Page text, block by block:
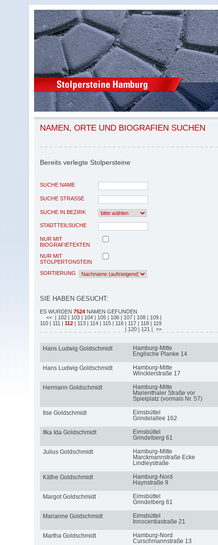
NAMEN, ORTE UND BIOGRAFIEN SUCHEN
Bereits verlegte Stolpersteine
SUCHE NAME
SUCHE STRASSE
SUCHE IN BEZIRK
STADTTEILSUCHE
NUR MIT
BIOGRAFIETEXTEN
NUR MIT
STOLPERTONSTEIN
SORTIERUNG
SIE HABEN GESUCHT:
ES WURDEN 7524 NAMEN GEFUNDEN
<< | 102 | 103 | 104 | 105 | 106 | 107 | 108 | 109 |
110 | 111 | 112 | 113 | 114 | 115 | 116 | 117 | 118 | 119
| 120 | 121 | >>
Hans Ludwig Goldschmidt
Hamburg-Mitte
Englische Planke 14
Hans Ludwig Goldschmidt
Hamburg-Mitte
Wincklerstraße 17
Hermann Goldschmidt
Hamburg-Mitte
Marienthaler Straße vor
Spielplatz (vormals Nr. 57)
Ilse Goldschmidt
Eimsbüttel
Grindelallee 162
Itka Ida Goldschmidt
Eimsbüttel
Grindelberg 61
Julius Goldschmidt
Hamburg-Mitte
Marckmannstraße Ecke
Lindleystraße
Käthe Goldschmidt
Hamburg-Nord
Haynstraße 9
Margot Goldschmidt
Eimsbüttel
Grindelberg 61
Marianne Goldschmidt
Eimsbüttel
Innocentiastraße 21
Martha Goldschmidt
Hamburg-Nord
Curschmannstraße 13